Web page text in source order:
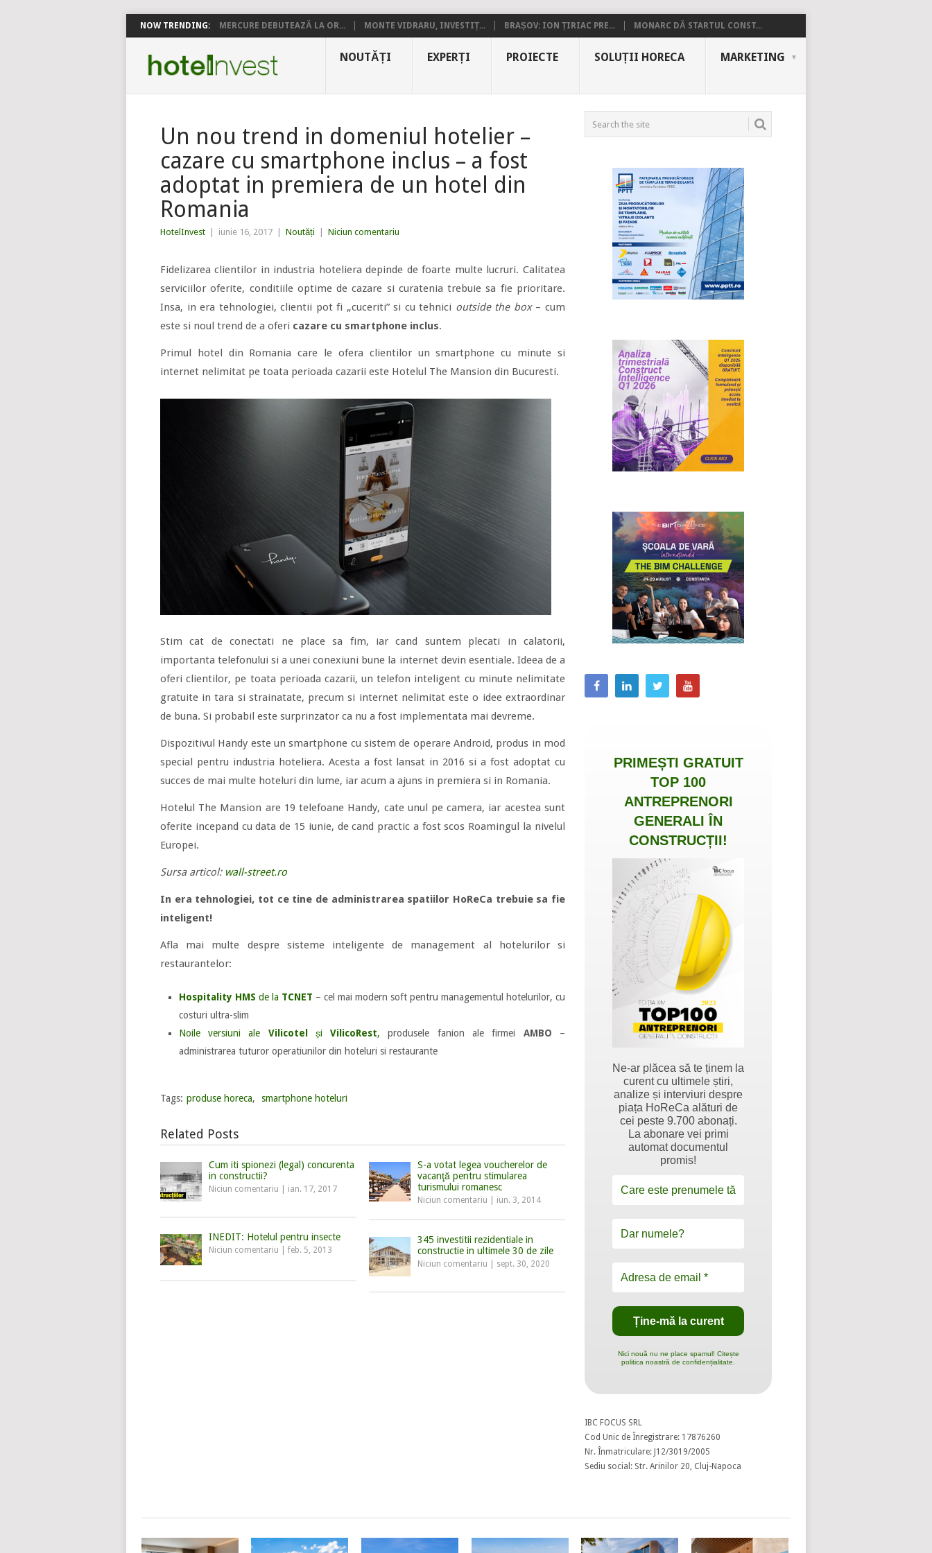
NOW TRENDING: MERCURE DEBUTEAZĂ LA OR... MONTE VIDRARU, INVESTIȚ... BRAȘOV: ION ȚIRIAC PRE... MONARC DĂ STARTUL CONST...
NOUTĂȚI EXPERȚI PROIECTE SOLUȚII HORECA MARKETING
Un nou trend in domeniul hotelier –
cazare cu smartphone inclus – a fost
adoptat in premiera de un hotel din
Romania
HotelInvest iunie 16, 2017 Noutăți Niciun comentariu
Fidelizarea clientilor in industria hoteliera depinde de foarte multe lucruri. Calitatea
serviciilor oferite, conditiile optime de cazare si curatenia trebuie sa fie prioritare.
Insa, in era tehnologiei, clientii pot fi „cuceriti” si cu tehnici outside the box– cum
este si noul trend de a oferi cazare cu smartphone inclus.
Primul hotel din Romania care le ofera clientilor un smartphone cu minute si
internet nelimitat pe toata perioada cazarii este Hotelul The Mansion din Bucuresti.
Stim cat de conectati ne place sa fim, iar cand suntem plecati in calatorii,
importanta telefonului si a unei conexiuni bune la internet devin esentiale. Ideea de a
oferi clientilor, pe toata perioada cazarii, un telefon inteligent cu minute nelimitate
gratuite in tara si strainatate, precum si internet nelimitat este o idee extraordinar
de buna. Si probabil este surprinzator ca nu a fost implementata mai devreme.
Dispozitivul Handy este un smartphone cu sistem de operare Android, produs in mod
special pentru industria hoteliera. Acesta a fost lansat in 2016 si a fost adoptat cu
succes de mai multe hoteluri din lume, iar acum a ajuns in premiera si in Romania.
Hotelul The Mansion are 19 telefoane Handy, cate unul pe camera, iar acestea sunt
oferite incepand cu data de 15 iunie, de cand practic a fost scos Roamingul la nivelul
Europei.
Sursa articol: wall-street.ro
In era tehnologiei, tot ce tine de administrarea spatiilor HoReCa trebuie sa fie
inteligent!
Afla mai multe despre sisteme inteligente de management al hotelurilor si
restaurantelor:
Hospitality HMS de la TCNET – cel mai modern soft pentru managementul hotelurilor, cu
costuri ultra-slim
Noile versiuni ale Vilicotel șiVilicoRest, produsele fanion ale firmei AMBO –
administrarea tuturor operatiunilor din hoteluri si restaurante
Tags: produse horeca, smartphone hoteluri
Related Posts
Cum iti spionezi (legal) concurenta
in constructii?
Niciun comentariu ian. 17, 2017
S-a votat legea voucherelor de
vacanţă pentru stimularea
turismului romanesc
Niciun comentariu iun. 3, 2014
INEDIT: Hotelul pentru insecte
Niciun comentariu feb. 5, 2013
345 investitii rezidentiale in
constructie in ultimele 30 de zile
Niciun comentariu sept. 30, 2020
PRIMEȘTI GRATUIT
TOP 100
ANTREPRENORI
GENERALI ÎN
CONSTRUCȚII!
Ne-ar plăcea să te ținem la
curent cu ultimele știri,
analize și interviuri despre
piața HoReCa alături de
cei peste 9.700 abonați.
La abonare vei primi
automat documentul
promis!
Nici nouă nu ne place spamul! Citește
politica noastră de confidențialitate.
IBC FOCUS SRL
Cod Unic de Înregistrare: 17876260
Nr. Înmatriculare: J12/3019/2005
Sediu social: Str. Arinilor 20, Cluj-Napoca